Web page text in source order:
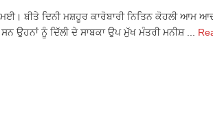
ਬੀਤੇ ਦਿਨੀ ਮਸ਼ਹੂਰ ਕਾਰੋਬਾਰੀ ਨਿਤਿਨ ਕੋਹਲੀ ਆਮ
ਉਹਨਾਂ ਨੂੰ ਦਿੱਲੀ ਦੇ ਸਾਬਕਾ ਉਪ ਮੁੱਖ ਮੰਤਰੀ ਮਨੀਸ਼ ...